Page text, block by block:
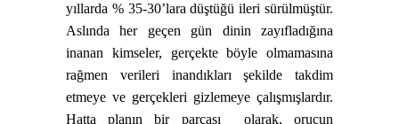
yıllarda % 35-30’lara düştüğü ileri sürülmüştür.
Aslında her geçen gün dinin zayıfladığına
inanan kimseler, gerçekte böyle olmamasına
rağmen verileri inandıkları şekilde takdim
etmeye ve gerçekleri gizlemeye çalışmışlardır.
Hatta planın bir parçası
olarak, orucun